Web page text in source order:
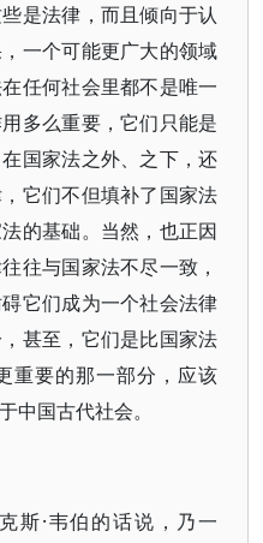
是法律，而且倾向于认
一个可能更广大的领域
任何社会里都不是唯一
多么重要，它们只能是
国家法之外、之下，还
它们不但填补了国家法
的基础。当然，也正因
往与国家法不尽一致，
它们成为一个社会法律
甚至，它们是比国家法
重要的那一部分，应该
中国古代社会。
斯·韦伯的话说，乃一